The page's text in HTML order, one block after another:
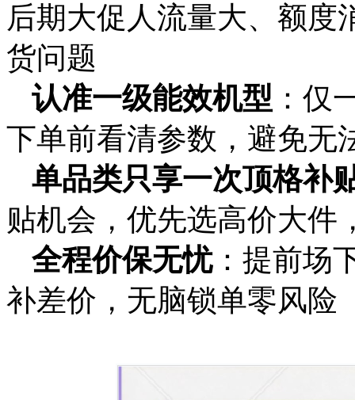
后期大促人流量大、额度
货问题
认准一级能效机型 ：仅
下单前看清参数，避免无
单品类只享一次顶格补
贴机会，优先选高价大件
全程价保无忧：提前场
补差价，无脑锁单零风险